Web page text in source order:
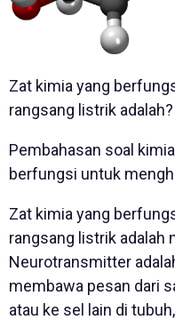
Zat kimia yang
rangsang listrik adalah?
Pembahasan soal
berfungsi untuk
Zat kimia yang
rangsang listrik adalah
Neurotransmitter
membawa pesan dari
atau ke sel lain di